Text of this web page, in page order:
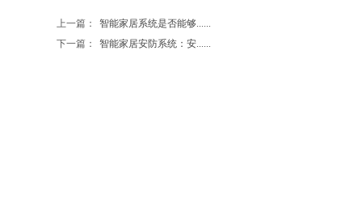
上一篇：
智能家居系统是否能够......
下一篇：
智能家居安防系统：安......